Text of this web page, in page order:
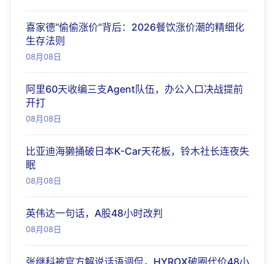
喜家德“偷偷涨价”背后：2026餐饮涨价潮的精细化
生存法则
08月08日
阿里60天收编三支Agent队伍，办公入口决战提前
开打
08月08日
比亚迪海獭捅破日本K-Car天花板，铃木社长连夜失
眠
08月08日
英伟达一句话，A股48小时改判
08月08日
张继科被官方解说话语调侃，HYROX破圈代价48小